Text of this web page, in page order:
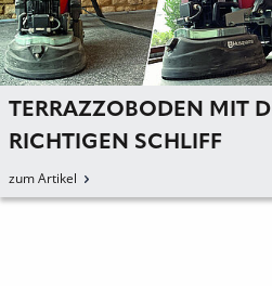
MIT DEM
SCHLIFF
Artikel